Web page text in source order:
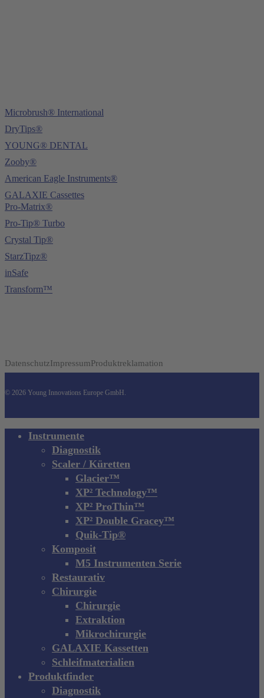
Microbrush® International
DryTips®
YOUNG® DENTAL
Zooby®
American Eagle Instruments®
GALAXIE Cassettes
Pro-Matrix®
Pro-Tip® Turbo
Crystal Tip®
StarzTipz®
inSafe
Transform™
DatenschutzImpressumProduktreklamation
© 2026 Young Innovations Europe GmbH.
Close Instrumente
Diagnostik
Scaler / Küretten
Glacier™
XP² Technology™
XP² ProThin™
XP² Double Gracey™
Quik-Tip®
Komposit
M5 Instrumenten Serie
Restaurativ
Chirurgie
Chirurgie
Extraktion
Mikrochirurgie
GALAXIE Kassetten
Schleifmaterialien
Produktfinder
Diagnostik